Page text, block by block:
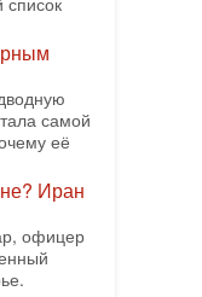
об
По его
на этот
самой
её
Иран
офицер